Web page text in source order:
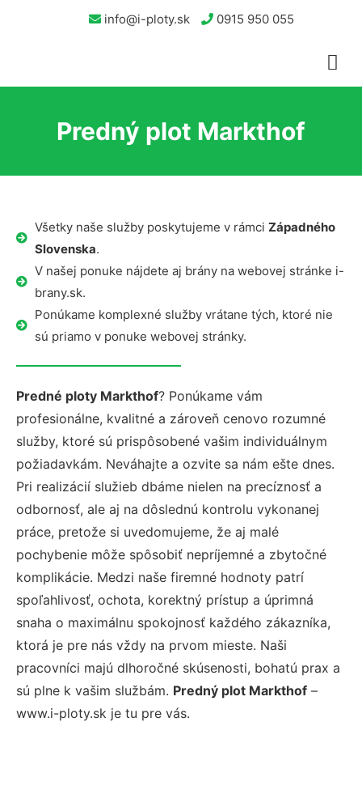
info@i-ploty.sk 0915 950 055
Predný plot Markthof
Všetky naše služby poskytujeme v rámci Západného
Slovenska.
V našej ponuke nájdete aj brány na webovej stránke i-
brany.sk.
Ponúkame komplexné služby vrátane tých, ktoré nie
sú priamo v ponuke webovej stránky.
Predné ploty Markthof? Ponúkame vám
profesionálne, kvalitné a zároveň cenovo rozumné
služby, ktoré sú prispôsobené vašim individuálnym
požiadavkám. Neváhajte a ozvite sa nám ešte dnes.
Pri realizácií služieb dbáme nielen na precíznosť a
odbornosť, ale aj na dôslednú kontrolu vykonanej
práce, pretože si uvedomujeme, že aj malé
pochybenie môže spôsobiť nepríjemné a zbytočné
komplikácie. Medzi naše firemné hodnoty patrí
spoľahlivosť, ochota, korektný prístup a úprimná
snaha o maximálnu spokojnosť každého zákazníka,
ktorá je pre nás vždy na prvom mieste. Naši
pracovníci majú dlhoročné skúsenosti, bohatú prax a
sú plne k vašim službám. Predný plot Markthof –
www.i-ploty.sk je tu pre vás.